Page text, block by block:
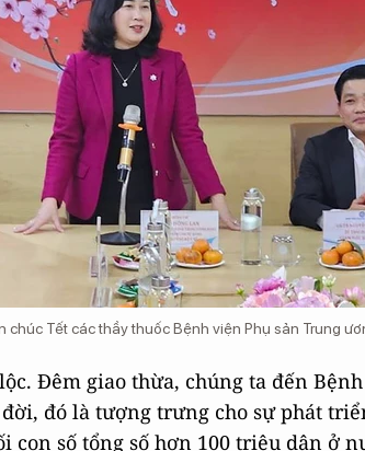
chúc Tết các thầy thuốc Bệnh viện Phụ sản Trung
Đêm giao thừa, chúng ta đến
đó là tượng trưng cho sự phát
số tổng số hơn 100 triệu dân ở